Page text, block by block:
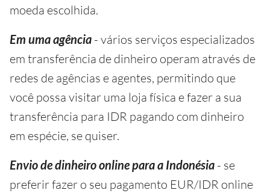
moeda escolhida.
Em uma agência - vários serviços especializados
em transferência de dinheiro operam através de
redes de agências e agentes, permitindo que
você possa visitar uma loja física e fazer a sua
transferência para IDR pagando com dinheiro
em espécie, se quiser.
Envio de dinheiro online para a Indonésia - se
preferir fazer o seu pagamento EUR/IDR online